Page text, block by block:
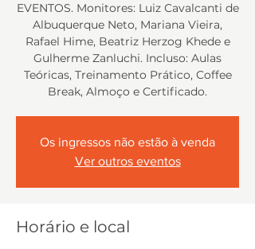
EVENTOS. Monitores: Luiz Cavalcanti de
Albuquerque Neto, Mariana Vieira,
Rafael Hime, Beatriz Herzog Khede e
Gulherme Zanluchi. Incluso: Aulas
Teóricas, Treinamento Prático, Coffee
Break, Almoço e Certificado.
Os ingressos não estão à venda
Ver outros eventos
Horário e local